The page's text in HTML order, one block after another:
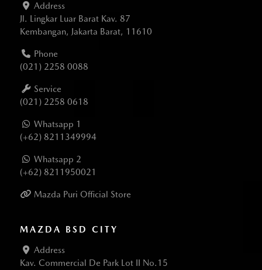
Address
Jl. Lingkar Luar Barat Kav. 87
Kembangan, Jakarta Barat, 11610
Phone
(021) 2258 0088
Service
(021) 2258 0618
Whatsapp 1
(+62) 8211349994
Whatsapp 2
(+62) 8211950021
Mazda Puri Official Store
MAZDA BSD CITY
Address
Kav. Commercial De Park Lot II No.15